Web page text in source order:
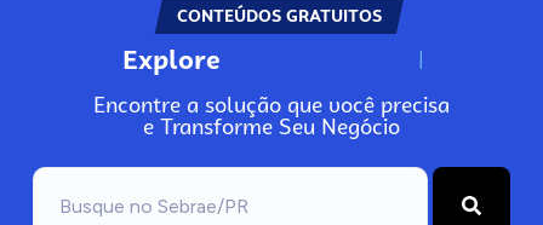
CONTEÚDOS GRATUITOS
Explore N
Encontre a solução que você precisa
e Transforme Seu Negócio